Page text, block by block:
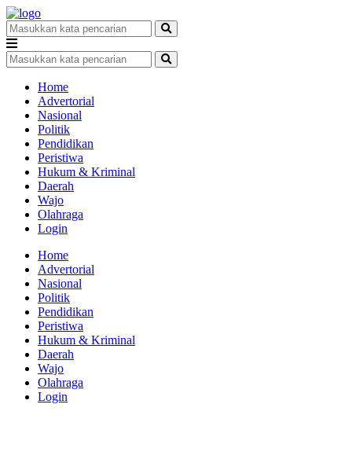
Home
Advertorial
Nasional
Politik
Pendidikan
Peristiwa
Hukum & Kriminal
Daerah
Wajo
Olahraga
Login
Home
Advertorial
Nasional
Politik
Pendidikan
Peristiwa
Hukum & Kriminal
Daerah
Wajo
Olahraga
Login